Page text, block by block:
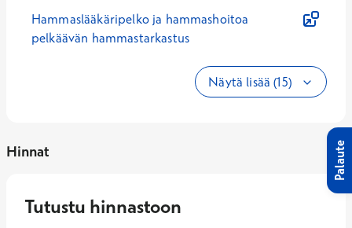
Hammaslääkäripelko ja hammashoitoa
pelkäävän hammastarkastus
Näytä lisää (15)
Hinnat
Tutustu hinnastoon
Palaute